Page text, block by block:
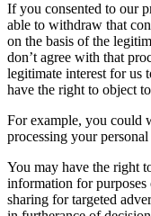
If you consented to our
able to withdraw that
on the basis of the
don’t agree with that
legitimate interest for us
have the right to object
For example, you could
processing your
You may have the right
information for
sharing for targeted